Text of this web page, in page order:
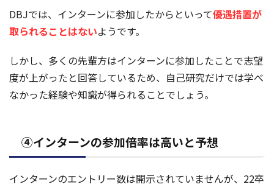
DBJでは、インターンに参加したからといって優遇措置が
取られることはないようです。
しかし、多くの先輩方はインターンに参加したことで志望
度が上がったと回答しているため、自己研究だけでは学べ
なかった経験や知識が得られることでしょう。
④インターンの参加倍率は高いと予想
インターンのエントリー数は開示されていませんが、22卒